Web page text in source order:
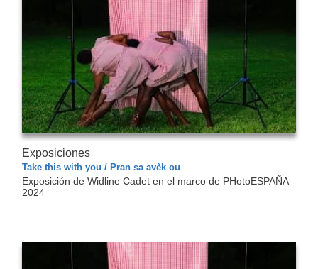
Exposiciones
Take this with you / Pran sa avèk ou
Exposición de Widline Cadet en el marco de PHotoESPAÑA
2024